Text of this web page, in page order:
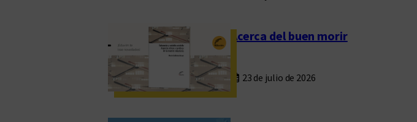
Acerca del buen morir
23 de julio de 2026